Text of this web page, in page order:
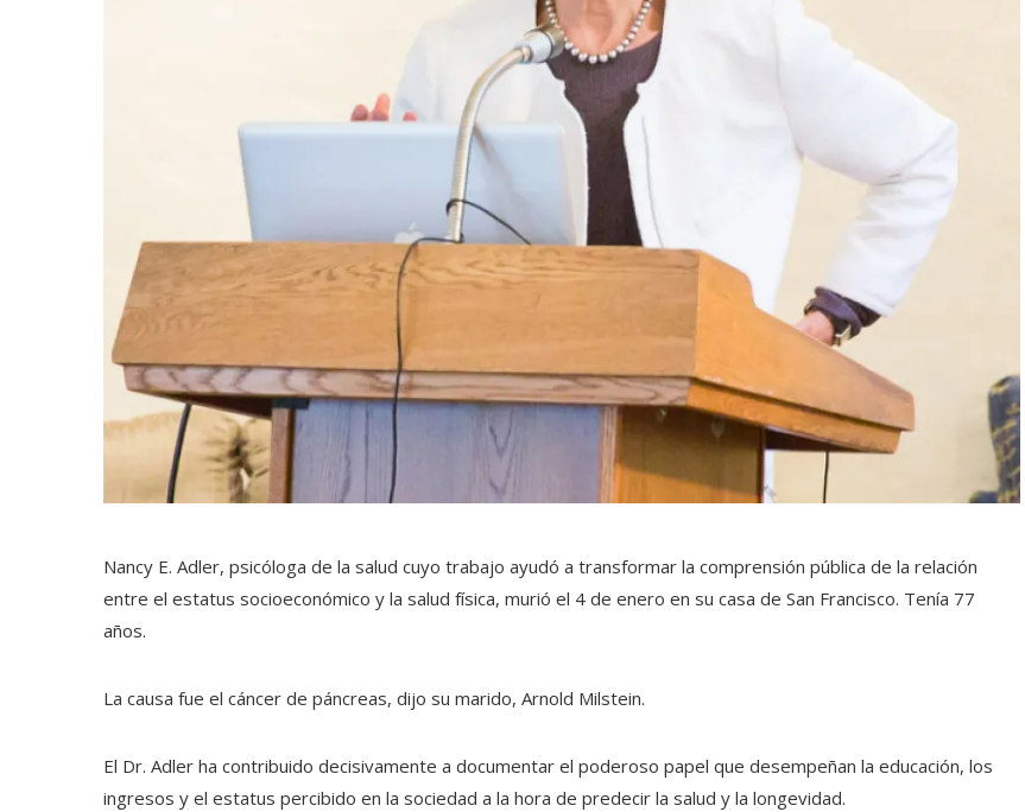
Nancy E. Adler, psicóloga de la salud cuyo trabajo ayudó a transformar la comprensión pública de la relación
entre el estatus socioeconómico y la salud física, murió el 4 de enero en su casa de San Francisco. Tenía 77
años.
La causa fue el cáncer de páncreas, dijo su marido, Arnold Milstein.
El Dr. Adler ha contribuido decisivamente a documentar el poderoso papel que desempeñan la educación, los
ingresos y el estatus percibido en la sociedad a la hora de predecir la salud y la longevidad.